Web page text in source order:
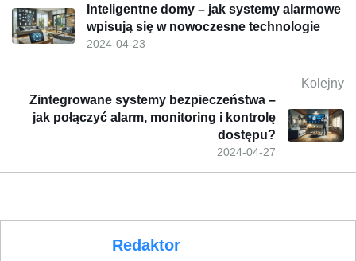
2024-04-23
Inteligentne domy – jak systemy alarmowe
wpisują się w nowoczesne technologie
Kolejny
2024-04-27
Zintegrowane systemy bezpieczeństwa –
jak połączyć alarm, monitoring i kontrolę
dostępu?
Redaktor